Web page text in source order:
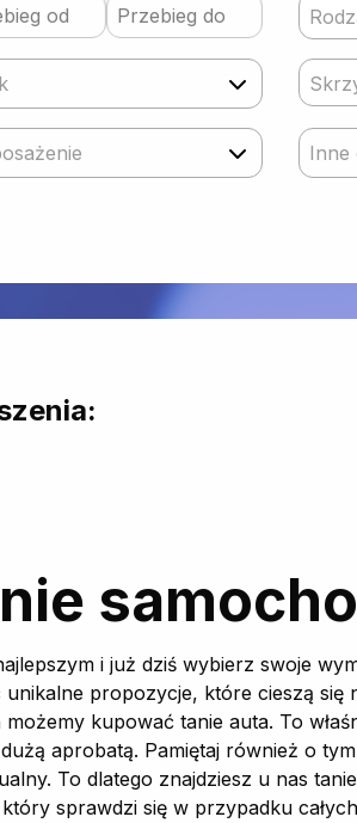
Inne
i już dziś wybierz swoje
unikalne propozycje, które cieszą się
kupować tanie auta. To
aprobatą. Pamiętaj również o
To dlatego znajdziesz u nas
sprawdzi się w przypadku